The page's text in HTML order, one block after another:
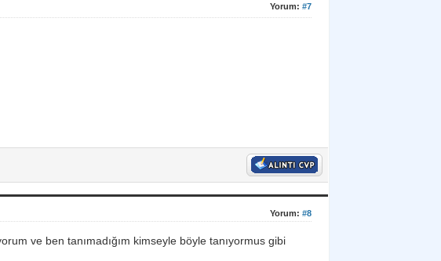
Yorum: #7
Yorum: #8
ve ben tanımadığım kimseyle böyle tanıyormus gibi